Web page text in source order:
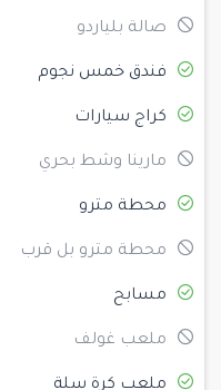
صالة بلياردو
فندق خمس نجوم
كراج سيارات
مارينا وشط بحري
محطة مترو
محطة مترو بل قرب
مسابح
ملعب غولف
ملعب كرة سلة